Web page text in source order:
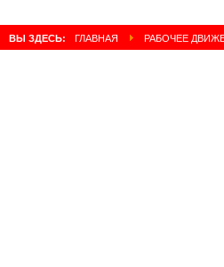
ВЫ ЗДЕСЬ: ГЛАВНАЯ РАБОЧЕЕ